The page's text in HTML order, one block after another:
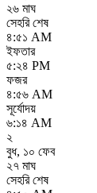
২৬ মাঘ
সেহরি শেষ
৪:৫১ AM
ইফতার
৫:২৪ PM
ফজর
৪:৫৬ AM
সূর্যোদয়
৬:১৪ AM
২
বুধ, ১০ ফেব
২৭ মাঘ
সেহরি শেষ